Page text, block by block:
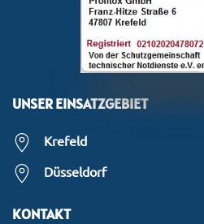
UNSER EINSATZGEBIET
Krefeld
Düsseldorf
KONTAKT